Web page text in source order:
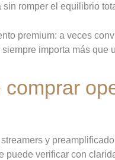
romper el equilibrio
premium: a veces
importa más
y
puede verificar con